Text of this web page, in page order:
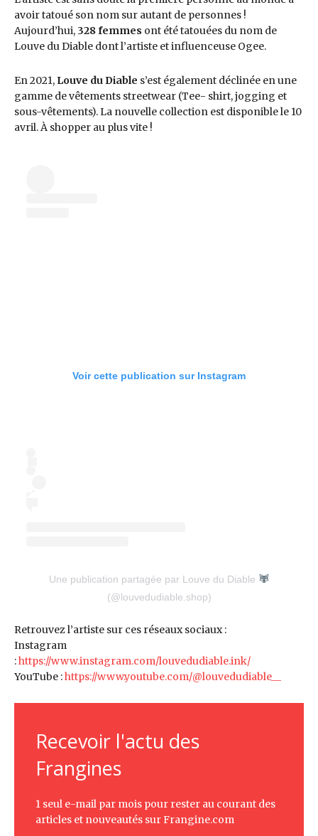
avoir tatoué son nom sur autant de personnes !
Aujourd’hui, 328 femmes ont été tatouées du nom de
Louve du Diable dont l’artiste et influenceuse Ogee.
En 2021, Louve du Diable s’est également déclinée en une
gamme de vêtements streetwear (Tee- shirt, jogging et
sous-vêtements). La nouvelle collection est disponible le 10
avril. À shopper au plus vite !
Voir cette publication sur Instagram
Une publication partagée par Louve du Diable
(@louvedudiable.shop)
Retrouvez l’artiste sur ces réseaux sociaux :
Instagram
:https://www.instagram.com/louvedudiable.ink/
YouTube :https://www.youtube.com/@louvedudiable__
Recevoir l'actu des
Frangines
1 seul e-mail par mois pour rester au courant des
articles et nouveautés sur Frangine.com